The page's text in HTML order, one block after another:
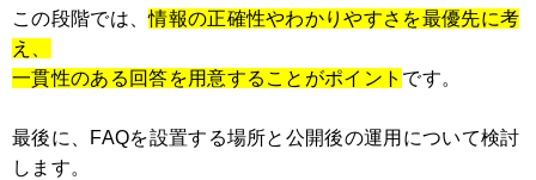
この段階では、情報の正確性やわかりやすさを最優先に考
え、
一貫性のある回答を用意することがポイント です。
最後に、FAQを設置する場所と公開後の運用について検討
します。